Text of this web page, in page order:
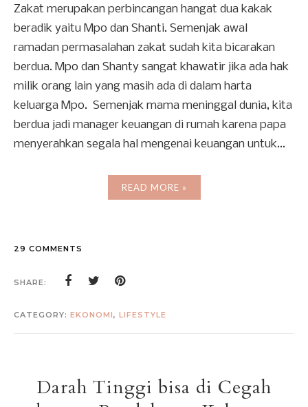
Zakat merupakan perbincangan hangat dua kakak
beradik yaitu Mpo dan Shanti. Semenjak awal
ramadan permasalahan zakat sudah kita bicarakan
berdua. Mpo dan Shanty sangat khawatir jika ada hak
milik orang lain yang masih ada di dalam harta
keluarga Mpo. Semenjak mama meninggal dunia, kita
berdua jadi manager keuangan di rumah karena papa
menyerahkan segala hal mengenai keuangan untuk...
READ MORE »
29 COMMENTS
SHARE:
CATEGORY: EKONOMI, LIFESTYLE
Darah Tinggi bisa di Cegah